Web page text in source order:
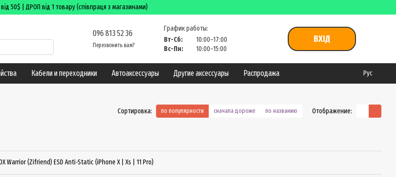
50$ | ДРОП від 1 товару (співпраця з магазинами)
096 813 52 36
Перезвонить вам?
График работы:
Вт-Сб:
10:00–17:00
Вс-Пн:
10:00–15:00
ВХІД
Кабели и переходники Автоаксессуары Другие аксессуары Распродажа Рус
Сортировка: по популярности сначала дороже по названию Отображение:
Warrior (Zifriend) ESD Anti-Static (iPhone X | Xs | 11 Pro)